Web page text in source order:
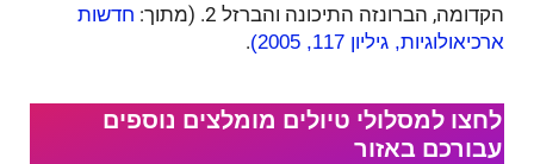
הקדומה, הברונזה התיכונה והברזל 2. (מתוך:
חדשות
ארכיאולוגיות, גיליון 117, 2005)
.
לחצו למסלולי טיולים מומלצים נוספים
עבורכם באזור